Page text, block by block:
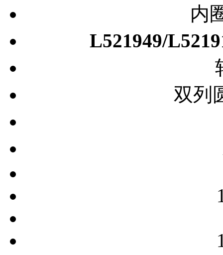
L521949/
双